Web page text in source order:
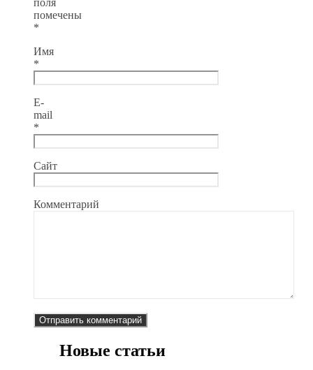
поля
помечены
*
Имя
*
E-
mail
*
Сайт
Комментарий
Новые статьи